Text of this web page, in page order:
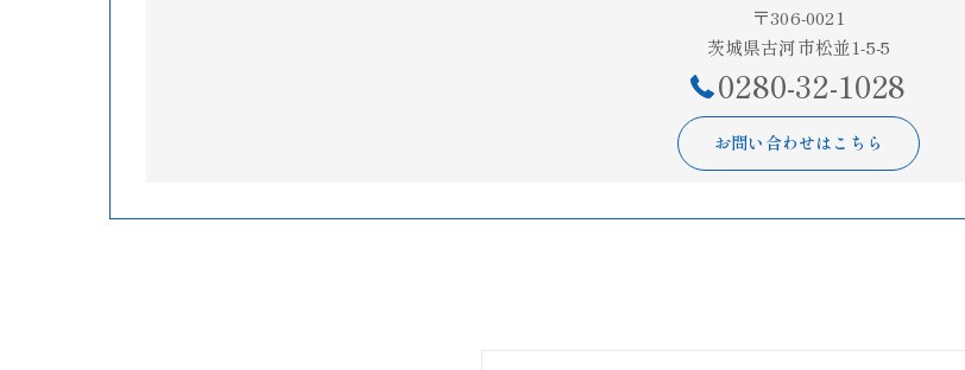
〒306-0021
茨城県古河市松並1-5-5
0280-32-1028
お問い合わせはこちら